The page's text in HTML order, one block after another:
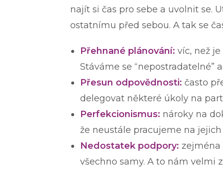
najít si čas pro sebe a uvolnit se.
ostatnímu před sebou. A tak se
Přehnané plánování: víc, než
Stáváme se “nepostradatelné”
Přesun odpovědnosti: často
delegovat některé úkoly na
Perfekcionismus: nároky na
že neustále pracujeme na
Nedostatek podpory: zejména
všechno samy. A to nám velmi